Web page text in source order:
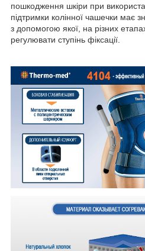
пошкодження шкіри при
підтримки колінної чашечки має
з допомогою якої, на різних
регулювати ступінь фіксації.